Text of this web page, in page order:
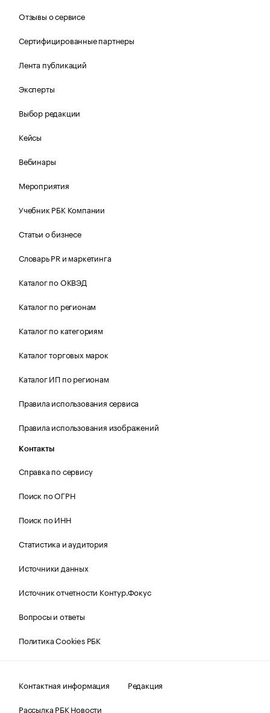
Отзывы о сервисе
Сертифицированные партнеры
Лента публикаций
Эксперты
Выбор редакции
Кейсы
Вебинары
Мероприятия
Учебник РБК Компании
Статьи о бизнесе
Словарь PR и маркетинга
Каталог по ОКВЭД
Каталог по регионам
Каталог по категориям
Каталог торговых марок
Каталог ИП по регионам
Правила использования сервиса
Правила использования изображений
Контакты
Справка по сервису
Поиск по ОГРН
Поиск по ИНН
Статистика и аудитория
Источники данных
Источник отчетности Контур.Фокус
Вопросы и ответы
Политика Cookies РБК
Контактная информация
Редакция
Рассылка РБК Новости